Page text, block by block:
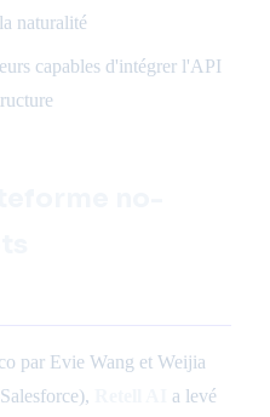
naturalité
capables d'intégrer l'API
par Evie Wang et Weijia
a levé